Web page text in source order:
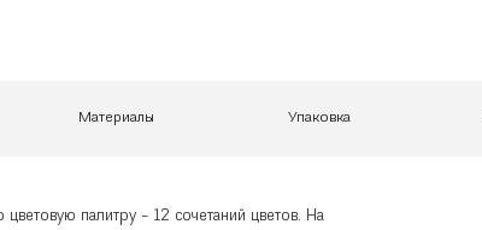
Материалы Упаковка
палитру - 12 сочетаний цветов. На